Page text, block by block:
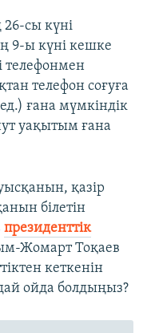
26-сы күні
9-ы күні кешке
телефонмен
телефон соғуға
ғана мүмкіндік
уақытым ғана
қазір
білетін
президенттік
Жомарт Тоқаев
кеткенін
ойда болдыңыз?